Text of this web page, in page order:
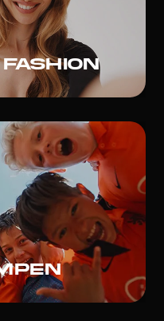
fashion